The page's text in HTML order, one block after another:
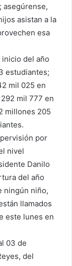
asegúrense,
asistan a la
esa
del año
estudiantes;
mil 025 en
mil 777 en
millones 205
por
nivel
Danilo
del año
ningún niño,
llamados
este lunes en
03 de
del